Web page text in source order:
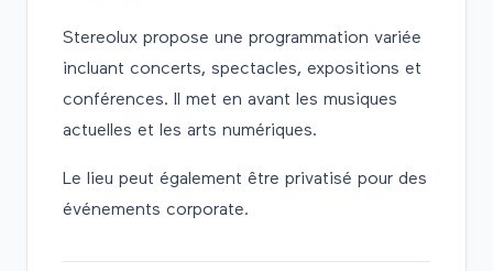
Stereolux propose une programmation variée
incluant concerts, spectacles, expositions et
conférences. Il met en avant les musiques
actuelles et les arts numériques.
Le lieu peut également être privatisé pour des
événements corporate.